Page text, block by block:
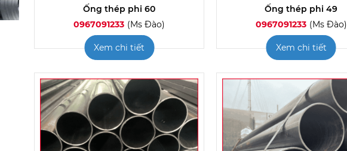
Ống thép phi 60
0967091233 (Ms Đào)
Xem chi tiết
Ống thép phi 49
0967091233 (Ms Đào)
Xem chi tiết